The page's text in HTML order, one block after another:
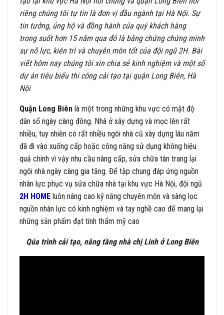
riêng chúng tôi tự tin là đơn vị đầu ngành tại Hà Nội. Sự
tin tưởng, ủng hộ và đồng hành của quý khách hàng
trong suốt hơn 15 năm qua đó là bằng chứng chứng minh
sự nỗ lực, kiên trì và chuyên môn tốt của đội ngũ 2H. Bài
viết hôm nay chúng tôi xin chia sẻ kinh nghiệm và một số
dự án tiêu biểu thi công cải tạo tại quận Long Biên, Hà
Nội
Quận Long Biên là một trong những khu vực có mật độ
dân số ngày càng đông. Nhà ở xây dựng và mọc lên rất
nhiều, tuy nhiên có rất nhiều ngôi nhà cũ xây dựng lâu năm
đã đi vào xuống cấp hoặc công năng sử dụng không hiệu
quả chính vì vậy nhu cầu nâng cấp, sửa chữa tân trang lại
ngôi nhà ngày càng gia tăng. Để tập chung đáp ứng nguồn
nhân lực phục vụ sửa chữa nhà tại khu vực Hà Nội, đội ngũ
2H HOME luôn nâng cao kỹ năng chuyên môn và sàng lọc
nguồn nhân lực có kinh nghiệm và tay nghề cao để mang lại
những sản phẩm đạt tính thẩm mỹ cao
Qúa trình cải tạo, nâng tầng nhà chị Linh ở Long Biên